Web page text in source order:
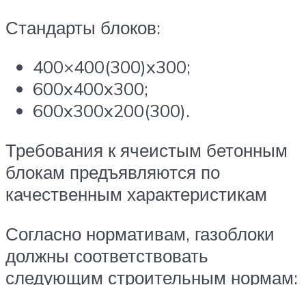
Стандарты блоков:
400×400(300)x300;
600x400x300;
600x300x200(300).
Требования к ячеистым бетонным
блокам предъявляются по
качественным характеристикам
Согласно нормативам, газоблоки
должны соответствовать
следующим строительным нормам: